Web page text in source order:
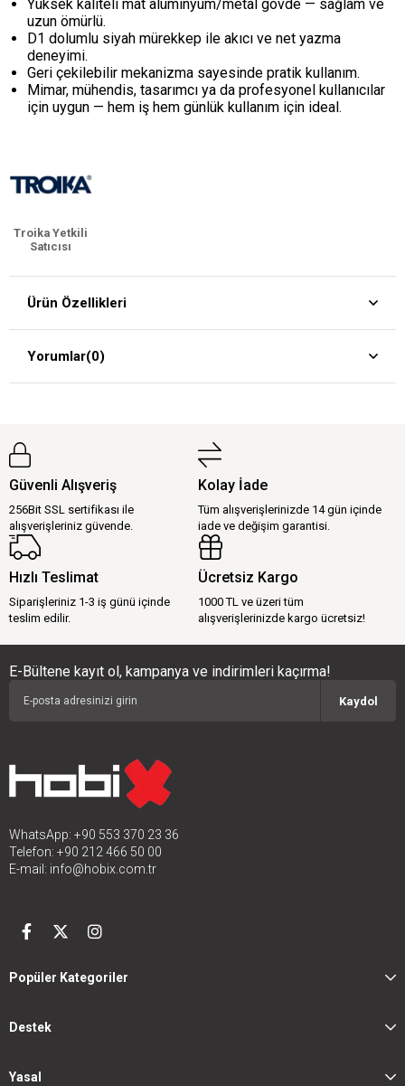
Yüksek kaliteli mat alüminyum/metal gövde — sağlam ve
uzun ömürlü.
D1 dolumlu siyah mürekkep ile akıcı ve net yazma
deneyimi.
Geri çekilebilir mekanizma sayesinde pratik kullanım.
Mimar, mühendis, tasarımcı ya da profesyonel kullanıcılar
için uygun — hem iş hem günlük kullanım için ideal.
Troika Yetkili
Satıcısı
Ürün Özellikleri
Yorumlar(0)
Güvenli Alışveriş
256Bit SSL sertifikası ile
alışverişleriniz güvende.
Kolay İade
Tüm alışverişlerinizde 14 gün içinde
iade ve değişim garantisi.
Hızlı Teslimat
Siparişleriniz 1-3 iş günü içinde
teslim edilir.
Ücretsiz Kargo
1000 TL ve üzeri tüm
alışverişlerinizde kargo ücretsiz!
E-Bültene kayıt ol, kampanya ve indirimleri kaçırma!
Kaydol
WhatsApp: +90 553 370 23 36
Telefon: +90 212 466 50 00
E-mail: info@hobix.com.tr
Popüler Kategoriler
Destek
Yasal